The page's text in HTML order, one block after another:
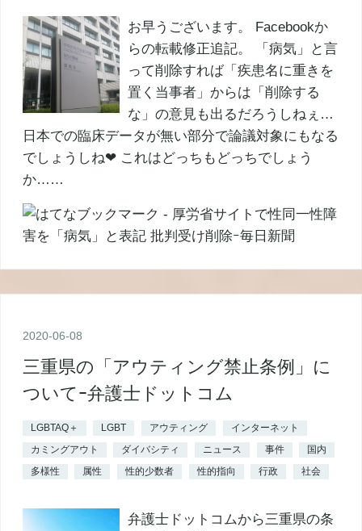
お早うございます。 Facebookか
らの転載修正追記。 「病気」と言
って削除すれば「疾患名に重きを
置く当事者」からは「削除する
な」の意見も出るだろうしねぇ…
日本での臨床データが無い部分で論議対象にもなる
でしょうしね❤ これはどっちもどっちでしょう
か……
2020-06-08
三重県の「アウティング禁止条例」に
ついてｰ弁護士ドットコム
LGBTAQ＋ LGBT アウティング
インターネット
カミングアウト
ダイバシティ ニュース 事件
国内
多様性
属性 性的少数者 性的指向 行政 社会
弁護士ドットコムから三重県の条